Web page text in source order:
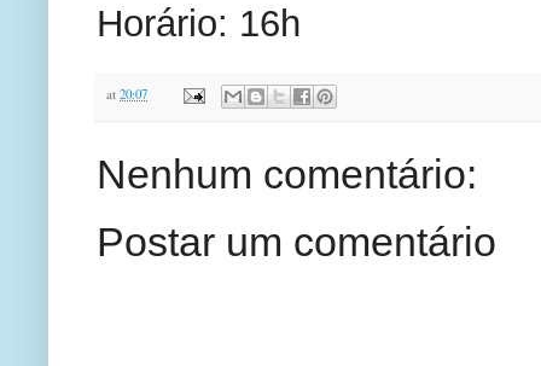
Horário: 16h
at 20:07
Nenhum comentário:
Postar um comentário